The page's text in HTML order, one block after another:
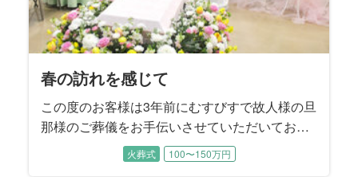
春の訪れを感じて
この度のお客様は3年前にむすびすで故人様の旦
那様のご葬儀をお手伝いさせていただいてお
り、2度目のご依頼になります。 旦那様のご葬
儀は神式でお見送りしましたが、「お花で見送
火葬式 100〜150万円